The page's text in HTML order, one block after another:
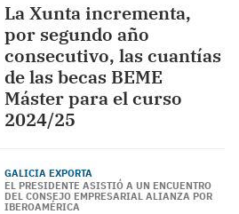
La Xunta incrementa,
por segundo año
consecutivo, las cuantías
de las becas BEME
Máster para el curso
2024/25
GALICIA EXPORTA
EL PRESIDENTE ASISTIÓ A UN ENCUENTRO
DEL CONSEJO EMPRESARIAL ALIANZA POR
IBEROAMÉRICA